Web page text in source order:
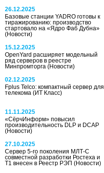
26.12.2025
Базовые станции YADRO готовы к
тиражированию: производство
стартовало на «Ядро Фаб Дубна»
(Новости)
15.12.2025
OpenYard расширяет модельный
ряд серверов в реестре
Минпромторга (Новости)
02.12.2025
Fplus Telco: компактный сервер для
телекома (ИТ Класс)
11.11.2025
«СёрчИнформ» повысил
производительность DLP и DCAP
(Новости)
27.10.2025
Сервер 5-го поколения МЛТ-С
совместной разработки Ростеха и
Т1 внесен в Реестр РЭП (Новости)